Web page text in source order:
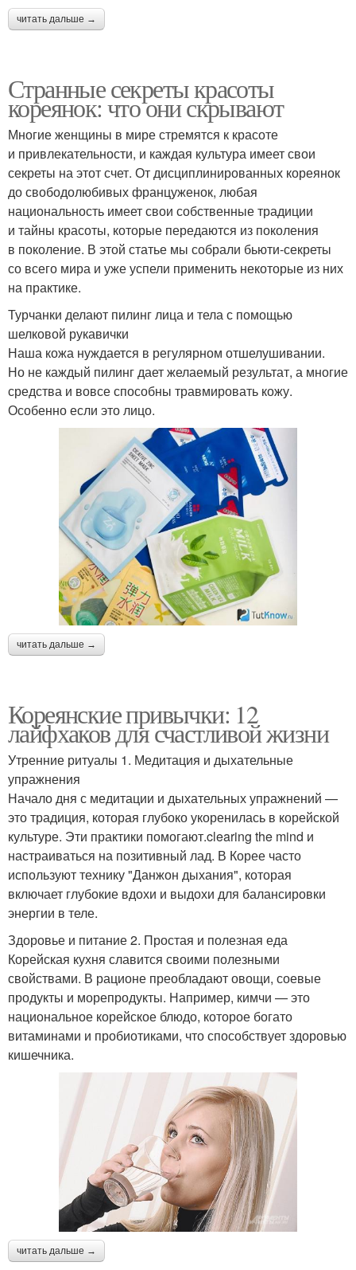
читать дальше →
Странные секреты красоты
кореянок: что они скрывают
Многие женщины в мире стремятся к красоте
и привлекательности, и каждая культура имеет свои
секреты на этот счет. От дисциплинированных кореянок
до свободолюбивых француженок, любая
национальность имеет свои собственные традиции
и тайны красоты, которые передаются из поколения
в поколение. В этой статье мы собрали бьюти-секреты
со всего мира и уже успели применить некоторые из них
на практике.
Турчанки делают пилинг лица и тела с помощью
шелковой рукавички
Наша кожа нуждается в регулярном отшелушивании.
Но не каждый пилинг дает желаемый результат, а многие
средства и вовсе способны травмировать кожу.
Особенно если это лицо.
читать дальше →
Кореянские привычки: 12
лайфхаков для счастливой жизни
Утренние ритуалы 1. Медитация и дыхательные
упражнения
Начало дня с медитации и дыхательных упражнений —
это традиция, которая глубоко укоренилась в корейской
культуре. Эти практики помогают.clearing the mind и
настраиваться на позитивный лад. В Корее часто
используют технику "Данжон дыхания", которая
включает глубокие вдохи и выдохи для балансировки
энергии в теле.
Здоровье и питание 2. Простая и полезная еда
Корейская кухня славится своими полезными
свойствами. В рационе преобладают овощи, соевые
продукты и морепродукты. Например, кимчи — это
национальное корейское блюдо, которое богато
витаминами и пробиотиками, что способствует здоровью
кишечника.
читать дальше →